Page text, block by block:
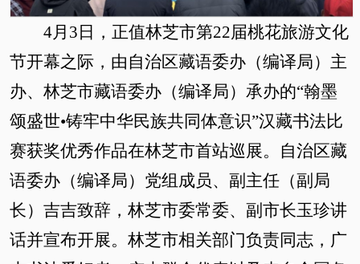
4月3日，正值林芝市第22届桃花旅游文化
节开幕之际，由自治区藏语委办（编译局）主
办、林芝市藏语委办（编译局）承办的“翰墨
颂盛世•铸牢中华民族共同体意识”汉藏书法比
赛获奖优秀作品在林芝市首站巡展。自治区藏
语委办（编译局）党组成员、副主任（副局
长）吉吉致辞，林芝市委常委、副市长玉珍讲
话并宣布开展。林芝市相关部门负责同志，广